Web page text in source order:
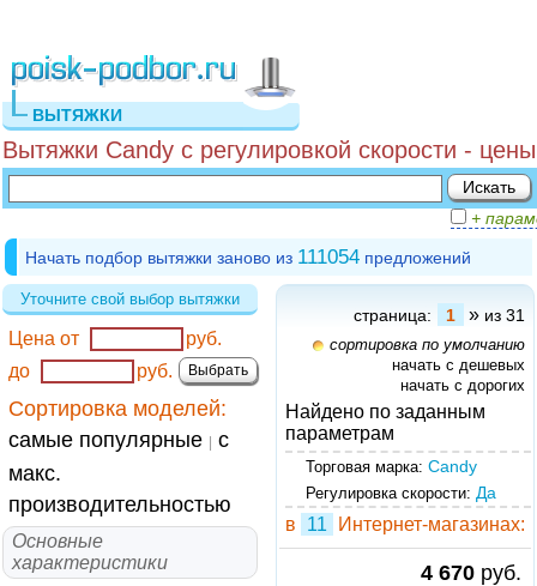
ВЫТЯЖКИ
Вытяжки Candy с регулировкой скорости - цены
+
Начать подбор вытяжки заново из 111054 предложений
Уточните свой выбор вытяжки
Цена от
руб.
до
руб.
Сортировка моделей:
самые популярные
с
макс.
производительностью
Основные
характеристики
страница: 1 » из 31
сортировка по умолчанию
начать с дешевых
начать с дорогих
Найдено по заданным
параметрам
Торговая марка: Candy
Регулировка скорости: Да
в 11 Интернет-магазинах:
4 670 руб.